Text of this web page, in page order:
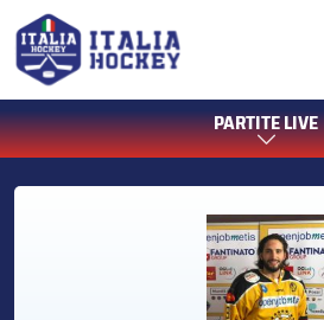
PARTITE LIVE